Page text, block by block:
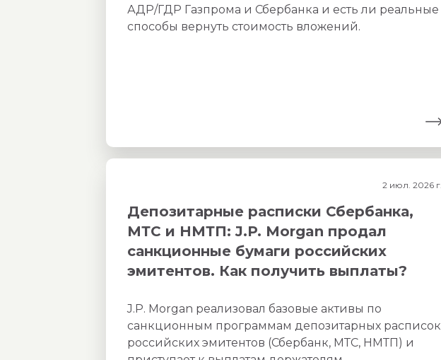
АДР/ГДР Газпрома и Сбербанка и есть ли реальные
способы вернуть стоимость вложений.
2 июл. 2026 г.
Депозитарные расписки Сбербанка,
МТС и НМТП: J.P. Morgan продал
санкционные бумаги российских
эмитентов. Как получить выплаты?
J.P. Morgan реализовал базовые активы по
санкционным программам депозитарных расписок
российских эмитентов (Сбербанк, МТС, НМТП) и